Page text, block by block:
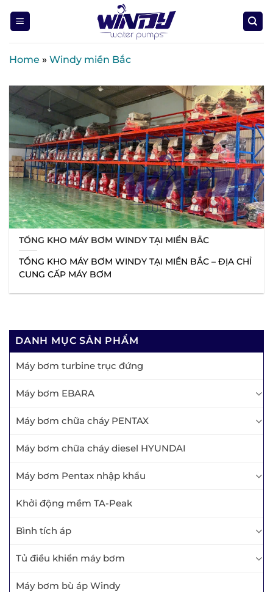
Home » Windy miền Bắc
DANH MỤC SẢN PHẨM
Máy bơm turbine trục đứng
Máy bơm EBARA
Máy bơm chữa cháy PENTAX
Máy bơm chữa cháy diesel HYUNDAI
Máy bơm Pentax nhập khẩu
Khởi động mềm TA-Peak
Bình tích áp
Tủ điều khiển máy bơm
Máy bơm bù áp Windy
TỔNG KHO MÁY BƠM WINDY TẠI MIỀN BẮC
TỔNG KHO MÁY BƠM WINDY TẠI MIỀN BẮC – ĐỊA CHỈ
CUNG CẤP MÁY BƠM